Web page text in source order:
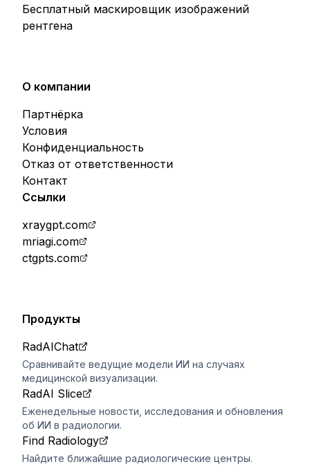
Бесплатный маскировщик изображений
рентгена
О компании
Партнёрка
Условия
Конфиденциальность
Отказ от ответственности
Контакт
Ссылки
xraygpt.com
mriagi.com
ctgpts.com
Продукты
RadAIChat
Сравнивайте ведущие модели ИИ на случаях
медицинской визуализации.
RadAI Slice
Еженедельные новости, исследования и обновления
об ИИ в радиологии.
Find Radiology
Найдите ближайшие радиологические центры.